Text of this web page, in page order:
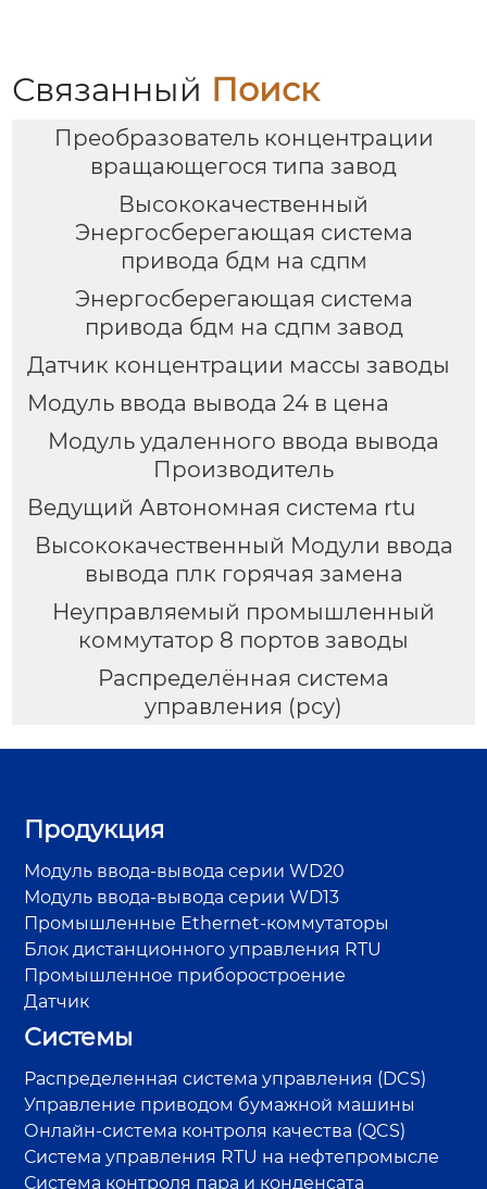
Связанный Поиск
Преобразователь концентрации
вращающегося типа завод
Высококачественный
Энергосберегающая система
привода бдм на сдпм
Энергосберегающая система
привода бдм на сдпм завод
Датчик концентрации массы заводы
Модуль ввода вывода 24 в цена
Модуль удаленного ввода вывода
Производитель
Ведущий Автономная система rtu
Высококачественный Модули ввода
вывода плк горячая замена
Неуправляемый промышленный
коммутатор 8 портов заводы
Распределённая система
управления (рсу)
Продукция
Модуль ввода-вывода серии WD20
Модуль ввода-вывода серии WD13
Промышленные Ethernet-коммутаторы
Блок дистанционного управления RTU
Промышленное приборостроение
Датчик
Системы
Распределенная система управления (DCS)
Управление приводом бумажной машины
Онлайн-система контроля качества (QCS)
Система управления RTU на нефтепромысле
Система контроля пара и конденсата